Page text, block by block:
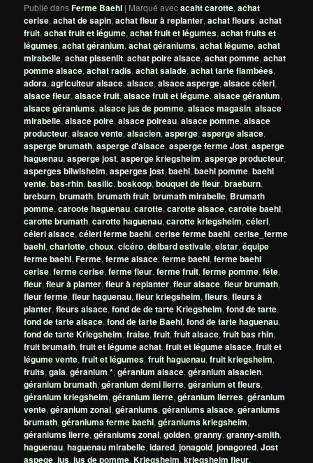
Publié dansFerme Baehl | Marqué avecacaht carotte,achat
cerise,achat de sapin,achat fleur à replanter,achat fleurs,achat
fruit,achat fruit et légume,achat fruit et légumes,achat fruits et
légumes,achat géranium,achat géraniums,achat légume,achat
mirabelle,achat pissenlit,achat poire alsace,achat pomme,achat
pomme alsace,achat radis,achat salade,achat tarte flambées,
adora,agriculteur alsace,alsace,alsace asperge,alsace céleri,
alsace fleur,alsace fruit,alsace fruit et légume,alsace géranium,
alsace géraniums,alsace jus de pomme,alsace magasin,alsace
mirabelle,alsace poire,alsace poireau,alsace pomme,alsace
producteur,alsace vente,alsacien,asperge,asperge alsace,
asperge brumath,asperge d'alsace,asperge ferme Jost,asperge
haguenau,asperge jost,asperge kriegsheim,asperge producteur,
asperges bilwisheim,asperges jost,baehl,baehl pomme,baehl
vente,bas-rhin,basilic,boskoop,bouquet de fleur,braeburn,
breburn,brumath,brumath fruit,brumath mirabelle, Brumath
pomme,caroote haguenau,carotte,carotte alsace,carotte baehl,
carotte brumath,carotte haguenau,carotte kriegsheim,céleri,
céleri alsace,céleri ferme baehl,cerise ferme baehl,cerise_ferme
baehl,charlotte,choux,cicéro,delbard estivale,elstar,équipe
ferme baehl,Ferme,ferme alsace,ferme baehl,ferme baehl
cerise,ferme cerise,ferme fleur,ferme fruit,ferme pomme,fête,
fleur,fleur à planter,fleur à replanter,fleur alsace,fleur brumath,
fleur ferme,fleur haguenau,fleur kriegsheim,fleurs,fleurs à
planter,fleurs alsace,fond de de tarte Kriegsheim,fond de tarte,
fond de tarte alsace,fond de tarte Baehl,fond de tarte haguenau,
fond de tarte Kriegsheim,fraise,fruit,fruit alsace,fruit bas rhin,
fruit brumath,fruit et légume achat,fruit et légume alsace,fruit et
légume vente,fruit et légumes,fruit haguenau,fruit kriegsheim,
fruits,gala,géranium *,géranium alsace,géranium alsacien,
géranium brumath,géranium demi lierre,géranium et fleurs,
géranium kriegsheim,géranium lierre,géranium lierres,géranium
vente,géranium zonal,géraniums,géraniums alsace,géraniums
brumath,géraniums ferme baehl,géraniums kriegsheim,
géraniums lierre,géraniums zonal,golden,granny,granny-smith,
haguenau,haguenau mirabelle,idared,jonagold,jonagored,Jost
aspege,jus,jus de pomme,Kriegsheim,kriegsheim fleur,